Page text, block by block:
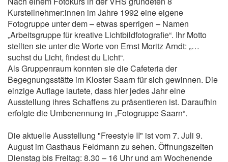
Kursteilnehmer:innen im Jahre 1992 eine eigene
Fotogruppe unter dem – etwas sperrigen – Namen
„Arbeitsgruppe für kreative Lichtbildfotografie“. Ihr Motto
stellten sie unter die Worte von Ernst Moritz Arndt: „…
suchst du Licht, findest du Licht“.
Als Gruppenraum konnten sie die Cafeteria der
Begegnungsstätte im Kloster Saarn für sich gewinnen. Die
einzige Auflage lautete, dass hier jedes Jahr eine
Ausstellung ihres Schaffens zu präsentieren ist. Daraufhin
erfolgte die Umbenennung in „Fotogruppe Saarn“.
Die aktuelle Ausstellung "Freestyle II" ist vom 7. Juli 9.
August im Gasthaus Feldmann zu sehen. Öffnungszeiten
Dienstag bis Freitag: 8.30 – 16 Uhr und am Wochenende